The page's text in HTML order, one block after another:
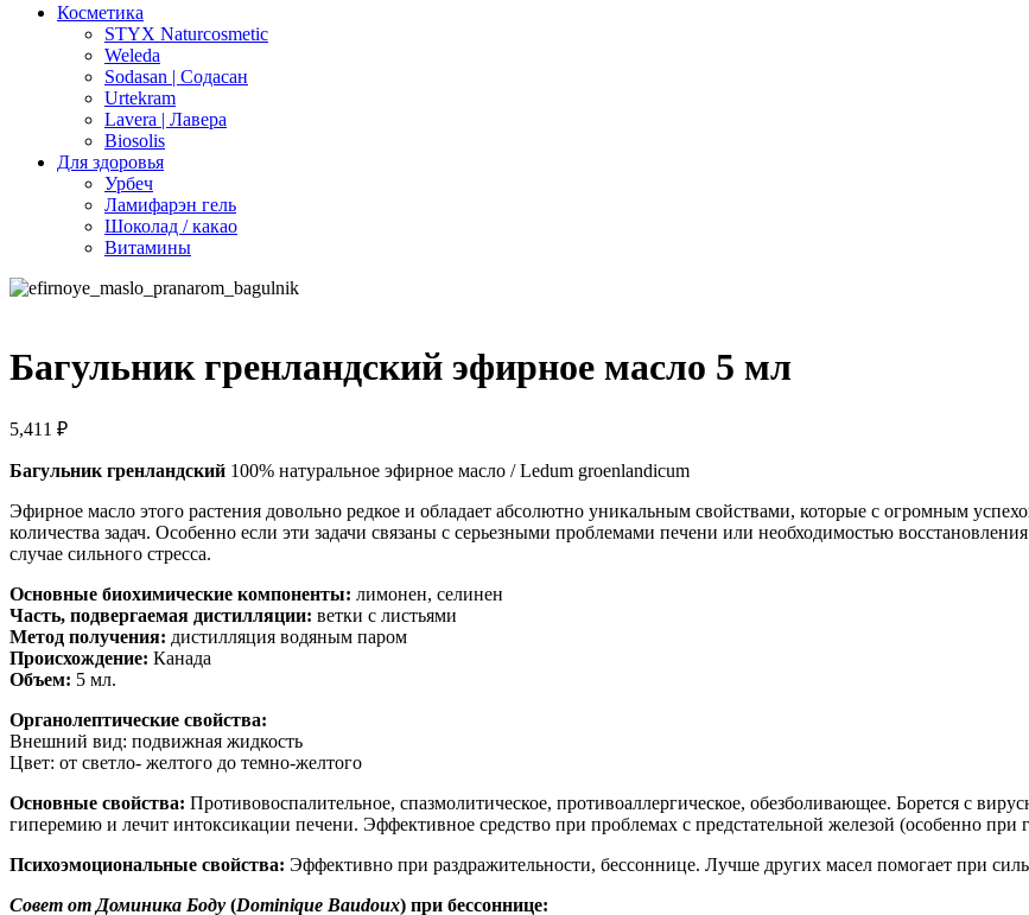
Косметика
STYX Naturcosmetic
Weleda
Sodasan | Содасан
Urtekram
Lavera | Лавера
Biosolis
Для здоровья
Урбеч
Ламифарэн гель
Шоколад / какао
Витамины
Багульник гренландский эфирное масло 5 мл
5,411 ₽
Багульник гренландский 100% натуральное эфирное масло / Ledum groenlandicum
Эфирное масло этого растения довольно редкое и обладает абсолютно уникальным свойствами, которые с огромным
количества задач. Особенно если эти задачи связаны с серьезными проблемами печени или необходимостью
случае сильного стресса.
Основные биохимические компоненты: лимонен, селинен
Часть, подвергаемая дистилляции: ветки с листьями
Метод получения: дистилляция водяным паром
Происхождение: Канада
Объем: 5 мл.
Органолептические свойства:
Внешний вид: подвижная жидкость
Цвет: от светло- желтого до темно-желтого
Основные свойства: Противовоспалительное, спазмолитическое, противоаллергическое, обезболивающее. Борется с
гиперемию и лечит интоксикации печени. Эффективное средство при проблемах с предстательной железой (особенно при
Психоэмоциональные свойства: Эффективно при раздражительности, бессоннице. Лучше других масел помогает при
Совет от Доминика Боду (Dominique Baudoux) при бессоннице: